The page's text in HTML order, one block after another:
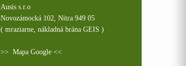
Ausis s.r.o
Novozámocká 102, Nitra 949 05
( mraziarne, nákladná brána GEIS )
>> Mapa Google<<